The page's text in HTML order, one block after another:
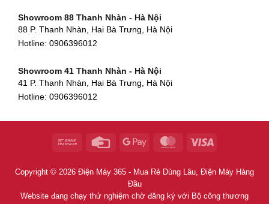
Showroom Hà Tĩnh
82 Quang Trung, Thạch Quý, Hà Tĩnh
Showroom Quy Nhơn - Bình Định
956 Trần Hưng Đạo, P, Thành phố Quy Nhơn, Bình Định
Showroom 88 Thanh Nhàn - Hà Nội
88 P. Thanh Nhàn, Hai Bà Trưng, Hà Nội
Hotline: 0906396012
Showroom 41 Thanh Nhàn - Hà Nội
41 P. Thanh Nhàn, Hai Bà Trưng, Hà Nội
Hotline: 0906396012
268 P. Tây Sơn, Trung Liệt, Đống Đa, Hà Nội
Showroom Khâm Thiên - Hà Nội
Copyright © 2026 Điện Máy 365 - Mua Rẻ Dùng Lâu, Điện Máy Hàng
Đầu
Website đang chạy thử nghiệm chờ đăng ký với Bộ công thương